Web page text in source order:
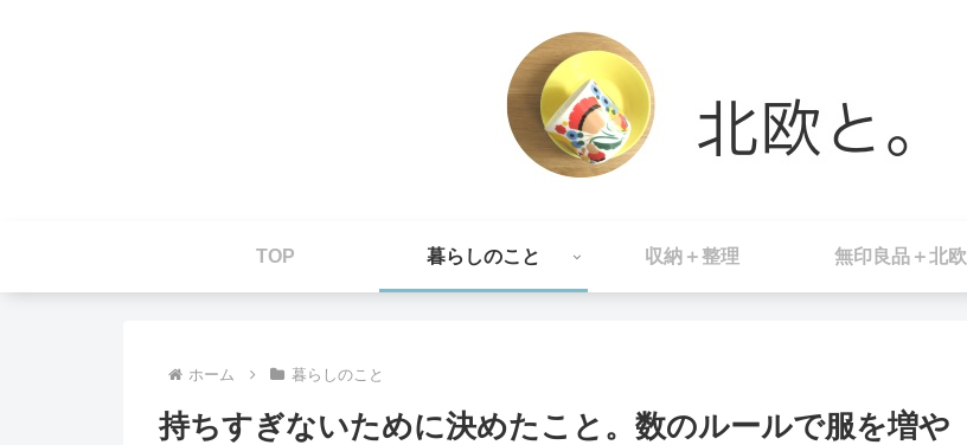
TOP 暮らしのこと 収納＋整理 無印良品＋北欧
ホーム 暮らしのこと
持ちすぎないために決めたこと。数のルールで服を増や